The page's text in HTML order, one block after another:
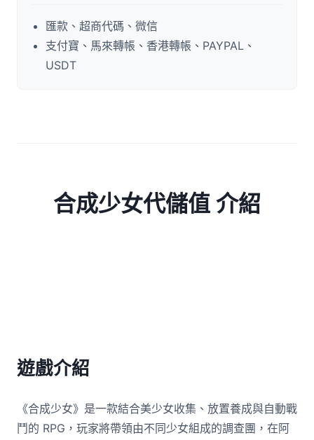
匯款、超商代碼、微信
支付寶、馬來轉帳、香港轉帳、PAYPAL、
USDT
合成少女代儲值 介紹
遊戲介紹
《合成少女》是一款結合美少女收集、放置養成與自動戰
鬥的 RPG，玩家將帶領由不同少女組成的調查團，在阿